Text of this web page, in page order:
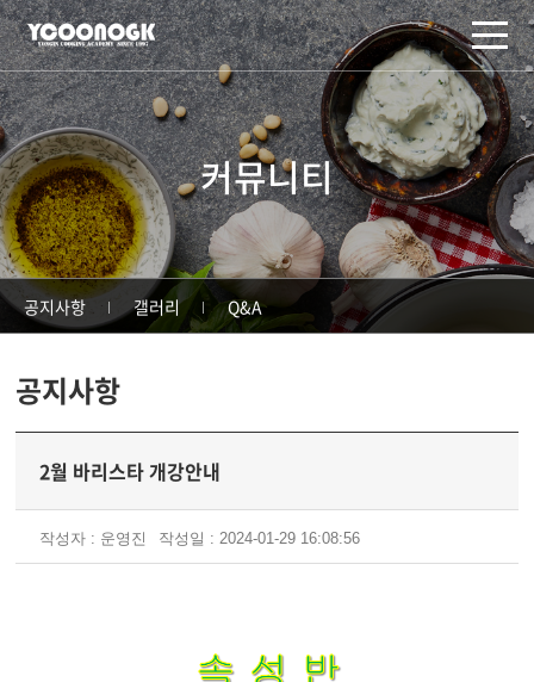
주메뉴 바로가기
컨텐츠 바로가기
커뮤니티
공지사항 갤러리 Q&A
공지사항
2월 바리스타 개강안내
작성자 : 운영진 작성일 : 2024-01-29 16:08:56